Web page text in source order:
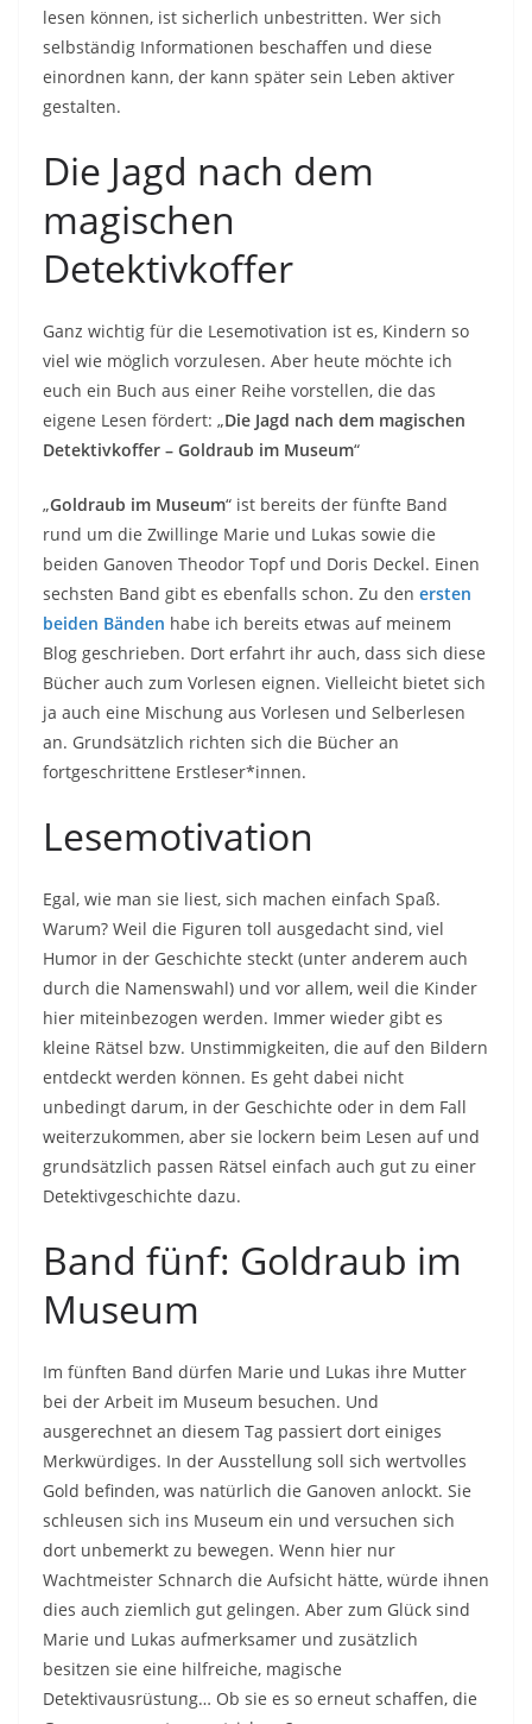
lesen können, ist sicherlich unbestritten. Wer sich
selbständig Informationen beschaffen und diese
einordnen kann, der kann später sein Leben aktiver
gestalten.
Die Jagd nach dem
magischen
Detektivkoffer
Ganz wichtig für die Lesemotivation ist es, Kindern so
viel wie möglich vorzulesen. Aber heute möchte ich
euch ein Buch aus einer Reihe vorstellen, die das
eigene Lesen fördert: „Die Jagd nach dem magischen
Detektivkoffer – Goldraub im Museum“
„Goldraub im Museum“ ist bereits der fünfte Band
rund um die Zwillinge Marie und Lukas sowie die
beiden Ganoven Theodor Topf und Doris Deckel. Einen
sechsten Band gibt es ebenfalls schon. Zu den ersten
beiden Bänden habe ich bereits etwas auf meinem
Blog geschrieben. Dort erfahrt ihr auch, dass sich diese
Bücher auch zum Vorlesen eignen. Vielleicht bietet sich
ja auch eine Mischung aus Vorlesen und Selberlesen
an. Grundsätzlich richten sich die Bücher an
fortgeschrittene Erstleser*innen.
Lesemotivation
Egal, wie man sie liest, sich machen einfach Spaß.
Warum? Weil die Figuren toll ausgedacht sind, viel
Humor in der Geschichte steckt (unter anderem auch
durch die Namenswahl) und vor allem, weil die Kinder
hier miteinbezogen werden. Immer wieder gibt es
kleine Rätsel bzw. Unstimmigkeiten, die auf den Bildern
entdeckt werden können. Es geht dabei nicht
unbedingt darum, in der Geschichte oder in dem Fall
weiterzukommen, aber sie lockern beim Lesen auf und
grundsätzlich passen Rätsel einfach auch gut zu einer
Detektivgeschichte dazu.
Band fünf: Goldraub im
Museum
Im fünften Band dürfen Marie und Lukas ihre Mutter
bei der Arbeit im Museum besuchen. Und
ausgerechnet an diesem Tag passiert dort einiges
Merkwürdiges. In der Ausstellung soll sich wertvolles
Gold befinden, was natürlich die Ganoven anlockt. Sie
schleusen sich ins Museum ein und versuchen sich
dort unbemerkt zu bewegen. Wenn hier nur
Wachtmeister Schnarch die Aufsicht hätte, würde ihnen
dies auch ziemlich gut gelingen. Aber zum Glück sind
Marie und Lukas aufmerksamer und zusätzlich
besitzen sie eine hilfreiche, magische
Detektivausrüstung… Ob sie es so erneut schaffen, die